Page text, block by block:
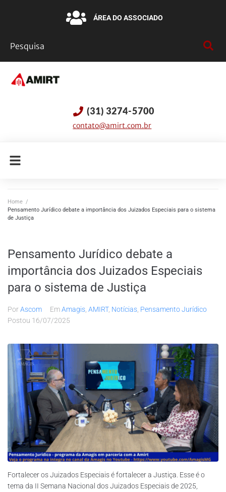
ÁREA DO ASSOCIADO
(31) 3274-5700
contato@amirt.com.br
Home /
Pensamento Jurídico debate a importância dos Juizados Especiais para o sistema
de Justiça
Pensamento Jurídico debate a
importância dos Juizados Especiais
para o sistema de Justiça
PorAscom EmAmagis AMIRT, Notícias Pensamento Jurídico
Postou 16/07/2025
Fortalecer os Juizados Especiais é fortalecer a Justiça. Esse é o
tema da II Semana Nacional dos Juizados Especiais de 2025,